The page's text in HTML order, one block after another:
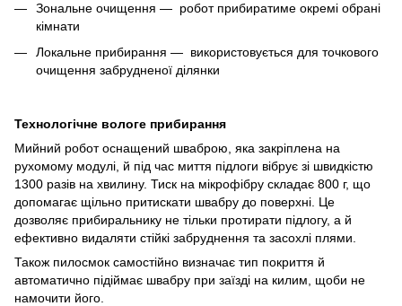
Зональне очищення — робот прибиратиме окремі обрані
кімнати
Локальне прибирання — використовується для точкового
очищення забрудненої ділянки
Технологічне вологе прибирання
Мийний робот оснащений шваброю, яка закріплена на
рухомому модулі, й під час миття підлоги вібрує зі швидкістю
1300 разів на хвилину. Тиск на мікрофібру складає 800 г, що
допомагає щільно притискати швабру до поверхні. Це
дозволяє прибиральнику не тільки протирати підлогу, а й
ефективно видаляти стійкі забруднення та засохлі плями.
Також пилосмок самостійно визначає тип покриття й
автоматично підіймає швабру при заїзді на килим, щоби не
намочити його.